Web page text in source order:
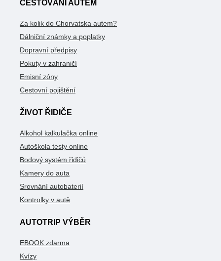
CESTOVÁNÍ AUTEM
Za kolik do Chorvatska autem?
Dálniční známky a poplatky
Dopravní předpisy
Pokuty v zahraničí
Emisní zóny
Cestovní pojištění
ŽIVOT ŘIDIČE
Alkohol kalkulačka online
Autoškola testy online
Bodový systém řidičů
Kamery do auta
Srovnání autobaterií
Kontrolky v autě
AUTOTRIP VÝBĚR
EBOOK zdarma
Kvízy